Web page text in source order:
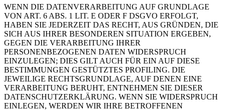
WENN DIE DATENVERARBEITUNG AUF GRUNDLAGE
VON ART. 6 ABS. 1 LIT. E ODER F DSGVO ERFOLGT,
HABEN SIE JEDERZEIT DAS RECHT, AUS GRÜNDEN, DIE
SICH AUS IHRER BESONDEREN SITUATION ERGEBEN,
GEGEN DIE VERARBEITUNG IHRER
PERSONENBEZOGENEN DATEN WIDERSPRUCH
EINZULEGEN; DIES GILT AUCH FÜR EIN AUF DIESE
BESTIMMUNGEN GESTÜTZTES PROFILING. DIE
JEWEILIGE RECHTSGRUNDLAGE, AUF DENEN EINE
VERARBEITUNG BERUHT, ENTNEHMEN SIE DIESER
DATENSCHUTZERKLÄRUNG. WENN SIE WIDERSPRUCH
EINLEGEN, WERDEN WIR IHRE BETROFFENEN